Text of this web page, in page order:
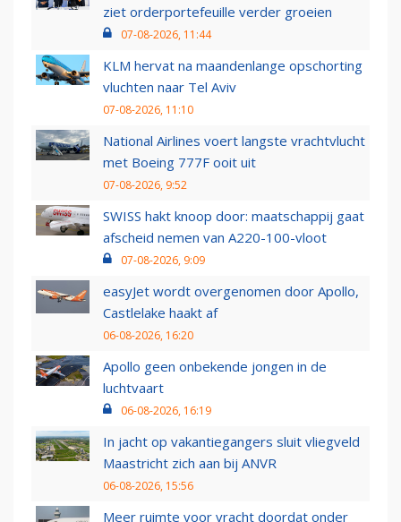
ziet orderportefeuille verder groeien
07-08-2026, 11:44
KLM hervat na maandenlange opschorting
vluchten naar Tel Aviv
07-08-2026, 11:10
National Airlines voert langste vrachtvlucht
met Boeing 777F ooit uit
07-08-2026, 9:52
SWISS hakt knoop door: maatschappij gaat
afscheid nemen van A220-100-vloot
07-08-2026, 9:09
easyJet wordt overgenomen door Apollo,
Castlelake haakt af
06-08-2026, 16:20
Apollo geen onbekende jongen in de
luchtvaart
06-08-2026, 16:19
In jacht op vakantiegangers sluit vliegveld
Maastricht zich aan bij ANVR
06-08-2026, 15:56
Meer ruimte voor vracht doordat onder